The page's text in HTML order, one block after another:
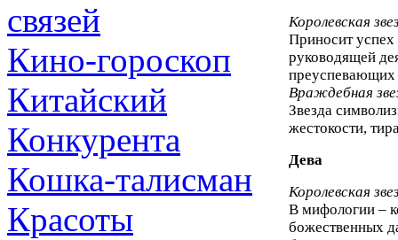
связей
Кино-гороскоп
Китайский
Конкурента
Кошка-талисман
Красоты
Королевская
Приносит успех
руководящей
Враждебная
Звезда
жестокости,
Дева
Королевская
В мифологии –
божественных